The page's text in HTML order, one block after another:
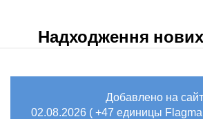
Надходження
Добавлено на сайт
02.08.2026 ( +47 единицы